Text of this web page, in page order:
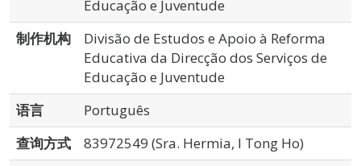
Educação e Juventude
制作机构
Divisão de Estudos e Apoio à Reforma
Educativa da Direcção dos Serviços de
Educação e Juventude
语言
Português
查询方式
83972549 (Sra. Hermia, I Tong Ho)